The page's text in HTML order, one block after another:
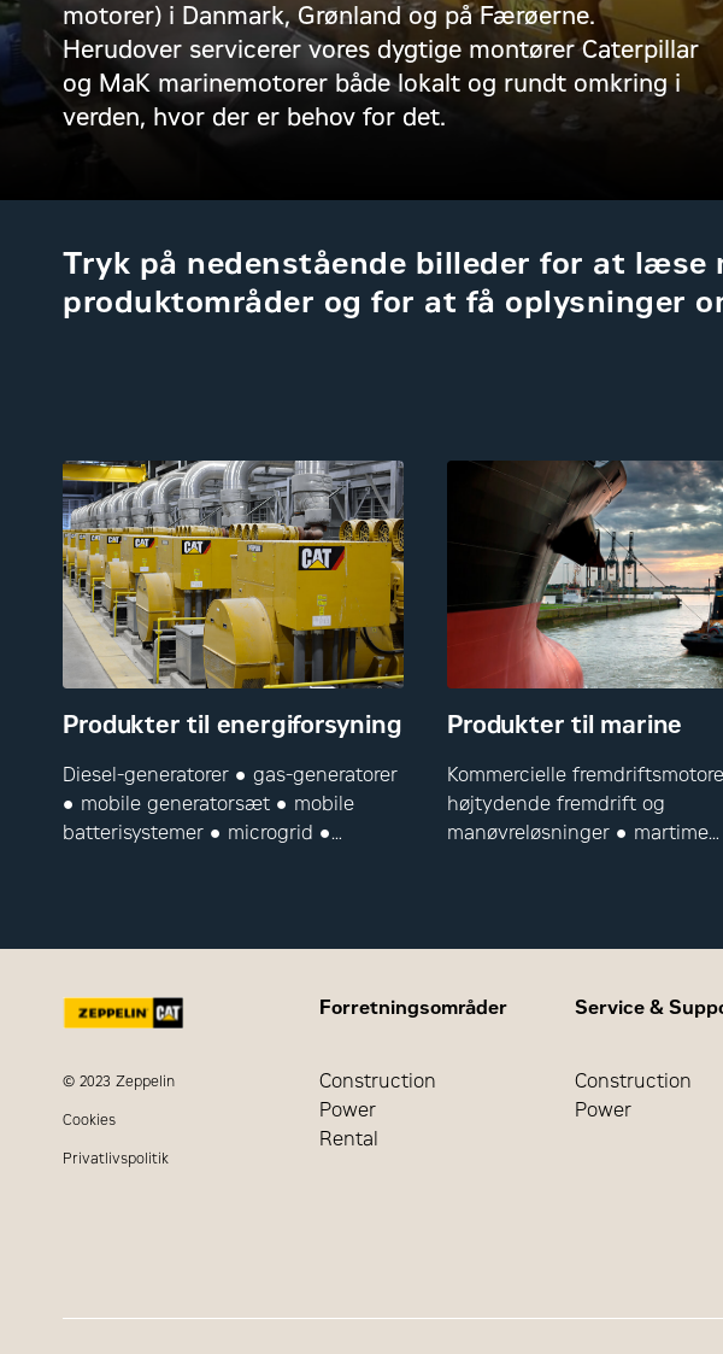
motorer) i Danmark, Grønland og på Færøerne.
Herudover servicerer vores dygtige montører Caterpillar
og MaK marinemotorer både lokalt og rundt omkring i
verden, hvor der er behov for det.
Tryk på nedenstående billeder for at læse
produktområder og for at få oplysninger
Produkter til energiforsyning
Diesel-generatorer ● gas-generatorer
● mobile generatorsæt ● mobile
batterisystemer ● microgrid ●
Produkter til marine
Kommercielle
højtydende fremdrift og
manøvreløsninger ● martime
© 2023 Zeppelin
Cookies
Privatlivspolitik
Forretningsområder
Construction
Power
Rental
Service &
Construction
Power